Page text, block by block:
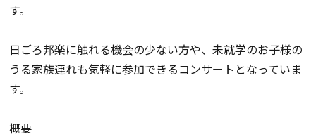
す。
日ごろ邦楽に触れる機会の少ない方や、未就学のお子様の
うる家族連れも気軽に参加できるコンサートとなっていま
す。
概要